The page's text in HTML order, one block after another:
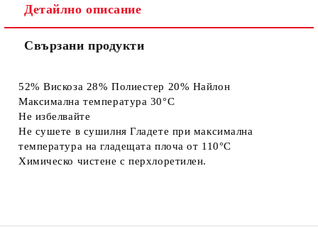
Ние ще се свържем с вас в рамките на работния ден.
Детайлно описание
Свързани продукти
52% Вискоза 28% Полиестер 20% Найлон
Максимална температура 30°C
Не избелвайте
Не сушете в сушилня Гладете при максимална
температура на гладещата плоча от 110°C
Химическо чистене с перхлоретилен.